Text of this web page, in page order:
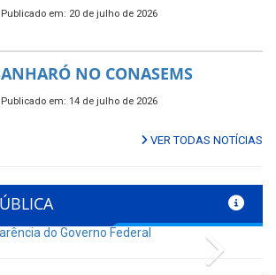
Publicado em: 20 de julho de 2026
NO CONASEMS
Publicado em: 14 de julho de 2026
VER TODAS NOTÍCIAS